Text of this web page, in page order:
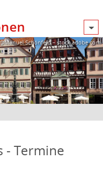
Schönfeld – stock.adobe.com
- Termine